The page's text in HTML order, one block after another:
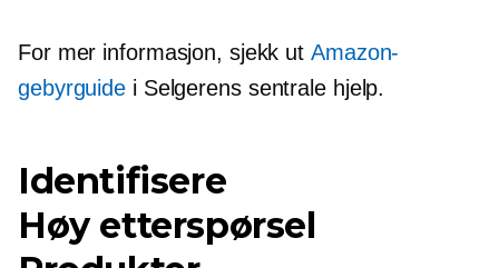
For mer informasjon, sjekk ut Amazon-
gebyrguide i Selgerens sentrale hjelp.
Identifisere
Høy etterspørsel